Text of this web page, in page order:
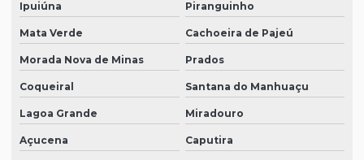
Ipuiúna Piranguinho
Mata Verde Cachoeira de Pajeú
Morada Nova de Minas Prados
Coqueiral Santana do Manhuaçu
Lagoa Grande Miradouro
Açucena Caputira